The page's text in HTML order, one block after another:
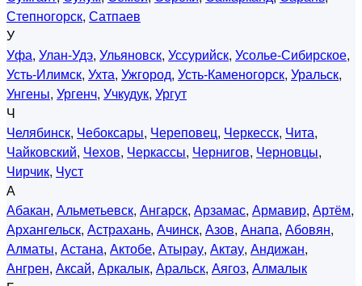
Степногорск, Сатпаев
У
Уфа, Улан-Удэ, Ульяновск, Уссурийск, Усолье-Сибирское,
Усть-Илимск, Ухта, Ужгород, Усть-Каменогорск, Уральск,
Унгены, Ургенч, Учкудук, Ургут
Ч
Челябинск, Чебоксары, Череповец, Черкесск, Чита,
Чайковский, Чехов, Черкассы, Чернигов, Черновцы,
Чирчик, Чуст
А
Абакан, Альметьевск, Ангарск, Арзамас, Армавир, Артём,
Архангельск, Астрахань, Ачинск, Азов, Анапа, Абовян,
Алматы, Астана, Актобе, Атырау, Актау, Андижан,
Ангрен, Аксай, Аркалык, Аральск, Аягоз, Алмалык